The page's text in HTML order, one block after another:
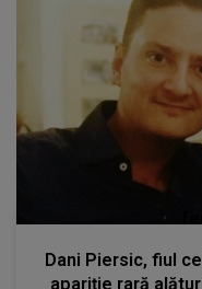
Dani Piersic, fiul
apariție rară